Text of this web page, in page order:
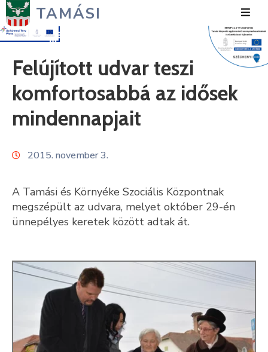
TAMÁSI
Turizmus
Fejlesztések
Keresés
Felújított udvar teszi
komfortosabbá az idősek
mindennapjait
2015. november 3.
A Tamási és Környéke Szociális Központnak
megszépült az udvara, melyet október 29-én
ünnepélyes keretek között adtak át.